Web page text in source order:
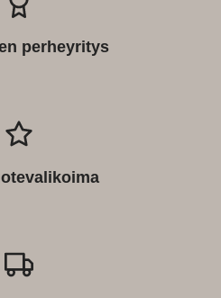
perheyritys